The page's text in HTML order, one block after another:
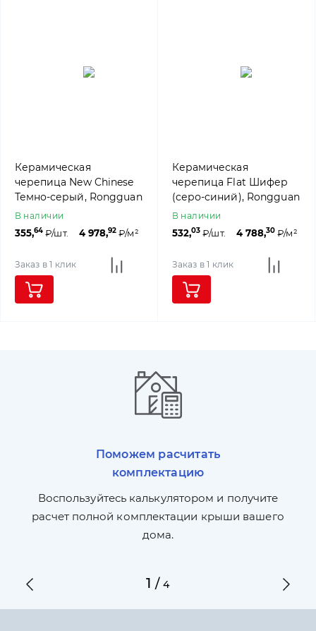
Керамическая
черепица New Chinese
Темно-серый, Rongguan
В наличии
355,64₽/шт. 4 978,92₽/м²
Заказ в 1 клик
Керамическая
черепица Flat Шифер
(серо-синий), Rongguan
В наличии
532,03₽/шт. 4 788,30₽/м²
Заказ в 1 клик
Поможем расчитать
комплектацию
Воспользуйтесь калькулятором и получите
расчет полной комплектации крыши вашего
дома.
1 /4